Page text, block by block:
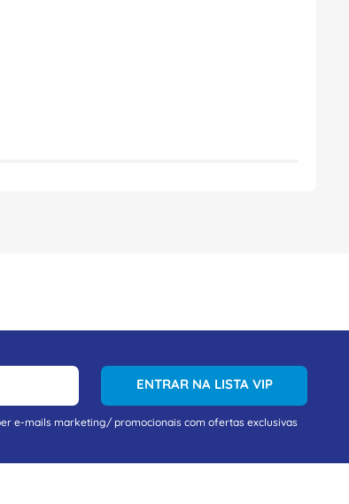
ENTRAR NA LISTA VIP
e-mails marketing/ promocionais com ofertas exclusivas